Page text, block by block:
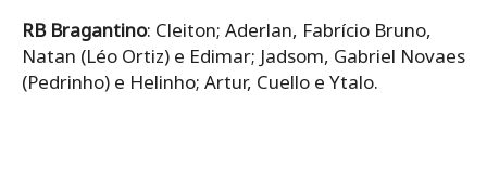
RB Bragantino: Cleiton; Aderlan, Fabrício Bruno,
Natan (Léo Ortiz) e Edimar; Jadsom, Gabriel Novaes
(Pedrinho) e Helinho; Artur, Cuello e Ytalo.